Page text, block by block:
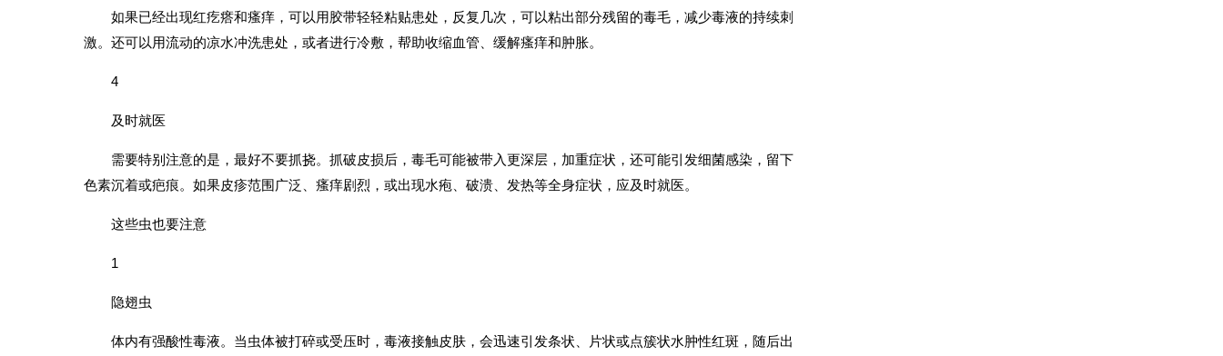
如果已经出现红疙瘩和瘙痒，可以用胶带轻轻粘贴患处，反复几次，可以粘出部分残留的毒毛，减少毒液的持续刺
激。还可以用流动的凉水冲洗患处，或者进行冷敷，帮助收缩血管、缓解瘙痒和肿胀。
4
及时就医
需要特别注意的是，最好不要抓挠。抓破皮损后，毒毛可能被带入更深层，加重症状，还可能引发细菌感染，留下
色素沉着或疤痕。如果皮疹范围广泛、瘙痒剧烈，或出现水疱、破溃、发热等全身症状，应及时就医。
这些虫也要注意
1
隐翅虫
体内有强酸性毒液。当虫体被打碎或受压时，毒液接触皮肤，会迅速引发条状、片状或点簇状水肿性红斑，随后出